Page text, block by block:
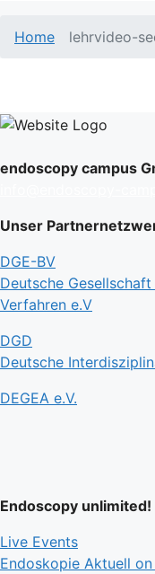
Home lehrvideo-
endoscopy campus
Unser
DGE-BV
Deutsche
Verfahren e.V
DGD
Deutsche
DEGEA e.V.
Endoscopy unlimited!
Live Events
Endoskopie Aktuell